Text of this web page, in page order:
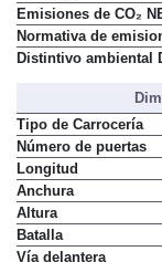
Medio
Emisiones de CO₂
Normativa de
Tipo de Carrocería
Número de puertas
Longitud
Anchura
Altura
Batalla